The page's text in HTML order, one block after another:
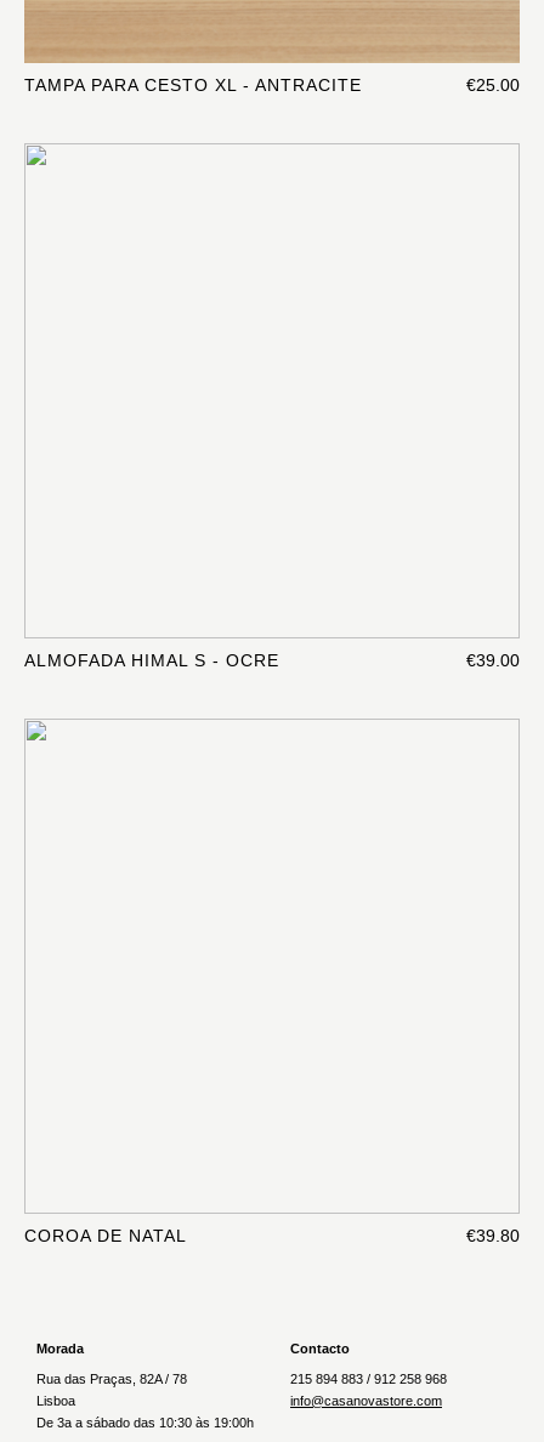
TAMPA PARA CESTO XL - ANTRACITE €25.00
ALMOFADA HIMAL S - OCRE €39.00
COROA DE NATAL €39.80
Morada
Rua das Praças, 82A / 78
Lisboa
De 3a a sábado das 10:30 às 19:00h
Contacto
215 894 883 / 912 258 968
info@casanovastore.com